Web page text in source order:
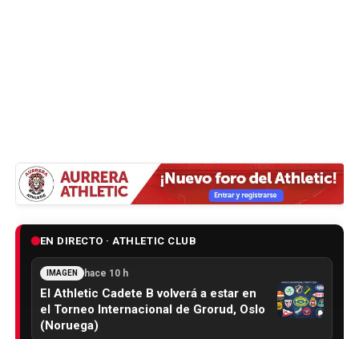
EN DIRECTO · ATHLETIC CLUB
IMAGEN hace 10 h
El Athletic Cadete B volverá a estar en
el Torneo Internacional de Grorud, Oslo
(Noruega)